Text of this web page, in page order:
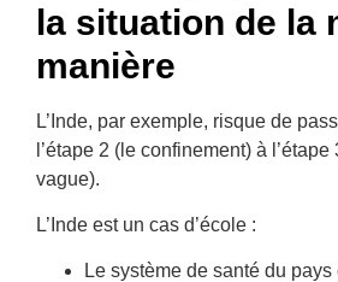
la situation de la
manière
L’Inde, par exemple, risque de
l’étape 2 (le confinement) à
vague).
L’Inde est un cas d’école :
Le système de santé du